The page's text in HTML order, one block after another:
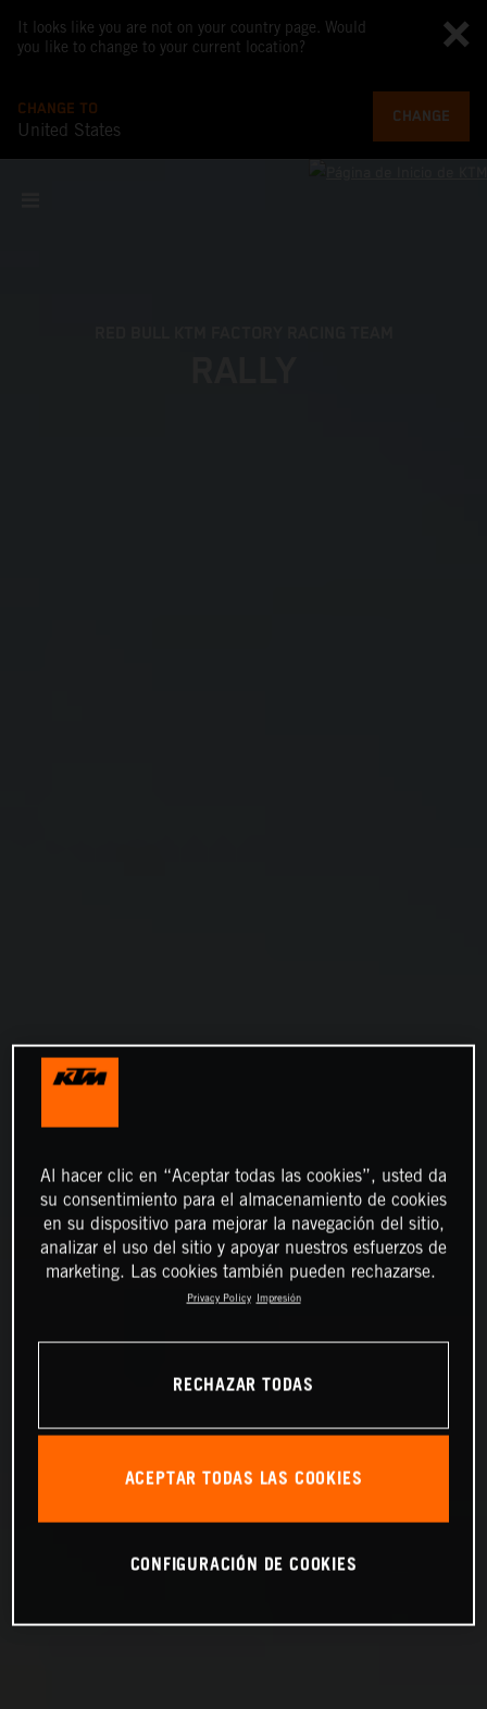
It looks like you are not on your country page. Would
you like to change to your current location?
CHANGE TO
United States
CHANGE
Al hacer clic en “Aceptar todas las cookies”, usted da
su consentimiento para el almacenamiento de cookies
en su dispositivo para mejorar la navegación del sitio,
analizar el uso del sitio y apoyar nuestros esfuerzos de
marketing. Las cookies también pueden rechazarse.
Privacy Policy Impresión
RECHAZAR TODAS
ACEPTAR TODAS LAS COOKIES
CONFIGURACIÓN DE COOKIES